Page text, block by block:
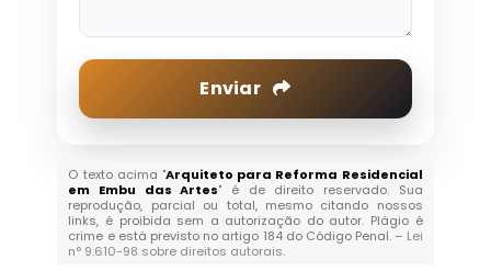
Enviar
O texto acima "Arquiteto para Reforma Residencial
em Embu das Artes" é de direito reservado. Sua
reprodução, parcial ou total, mesmo citando nossos
links, é proibida sem a autorização do autor. Plágio é
crime e está previsto no artigo 184 do Código Penal. – Lei
n° 9.610-98 sobre direitos autorais.